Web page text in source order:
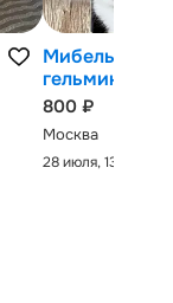
Мибельмакс
гельминтов
800 ₽
Москва
28 июля, 13:00